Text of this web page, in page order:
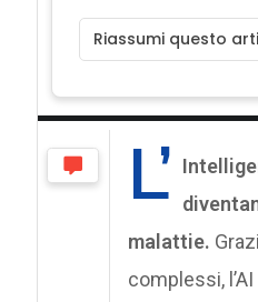
Riassumi questo
L’
malattie.
complessi,